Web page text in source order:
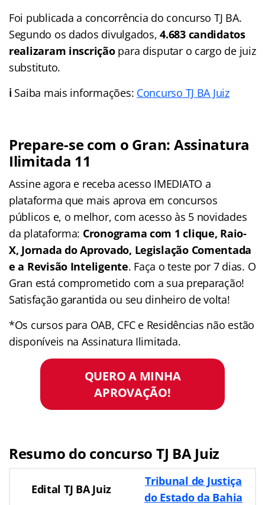
Foi publicada a concorrência do concurso TJ BA.
Segundo os dados divulgados,4.683 candidatos
realizaram inscriçãopara disputar o cargo de juiz
substituto.
ℹ️ Saiba mais informações: Concurso TJ BA Juiz
Prepare-se com o Gran: Assinatura
Ilimitada 11
Assine agora e receba acesso IMEDIATO a
plataforma que mais aprova em concursos
públicos e, o melhor, com acesso às 5 novidades
da plataforma: Cronograma com 1 clique, Raio-
X, Jornada do Aprovado, Legislação Comentada
e a Revisão Inteligente. Faça o teste por 7 dias. O
Gran está comprometido com a sua preparação!
Satisfação garantida ou seu dinheiro de volta!
*Os cursos para OAB, CFC e Residências não estão
disponíveis na Assinatura Ilimitada.
QUERO A MINHA
APROVAÇÃO!
Resumo do concurso TJ BA Juiz
Edital TJ BA Juiz
Tribunal de Justiça
do Estado da Bahia